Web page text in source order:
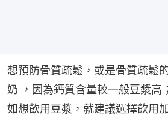
想預防骨質疏鬆，或是骨質疏鬆
奶 ，因為鈣質含量較一般豆漿高
如想飲用豆漿，就建議選擇飲用